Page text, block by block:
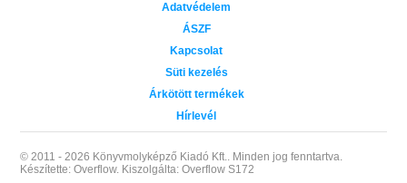
Adatvédelem
ÁSZF
Kapcsolat
Süti kezelés
Árkötött termékek
Hírlevél
© 2011 - 2026 Könyvmolyképző Kiadó Kft.. Minden jog fenntartva.
Készítette: Overflow. Kiszolgálta: Overflow S172